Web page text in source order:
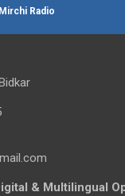
Radio
& Multilingual